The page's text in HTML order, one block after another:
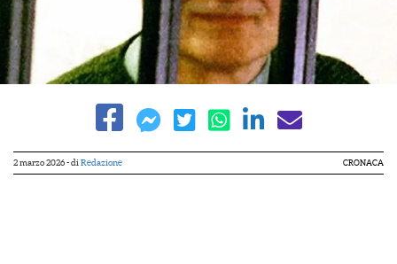
2 marzo 2026- di Redazione CRONACA